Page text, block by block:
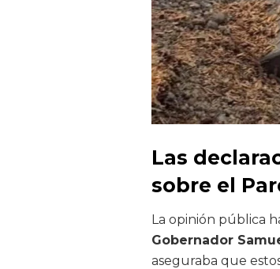
Las
sobre el
La opinión pública
Gobernador
aseguraba que